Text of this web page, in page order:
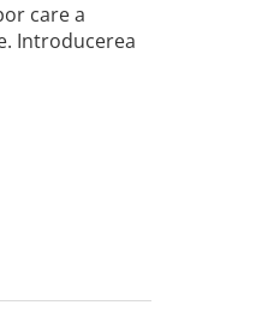
care a
Introducerea